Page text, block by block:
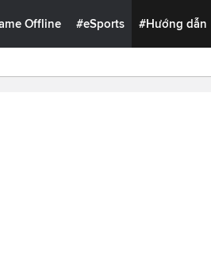
Offline #eSports #Hướng dẫn